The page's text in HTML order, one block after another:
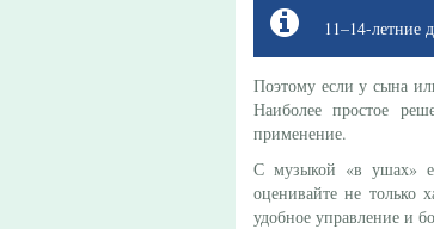
11–14-летние
Поэтому если у сына
Наиболее простое
применение.
С музыкой «в ушах»
оценивайте не только
удобное управление и